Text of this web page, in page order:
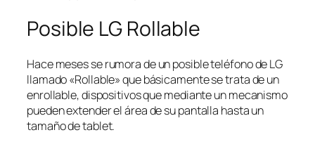
Posible LG Rollable
Hace meses se rumora de un posible teléfono de LG
llamado «Rollable» que básicamente se trata de un
enrollable, dispositivos que mediante un mecanismo
pueden extender el área de su pantalla hasta un
tamaño de tablet.